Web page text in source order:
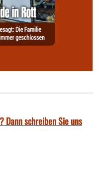
Dann schreiben Sie uns